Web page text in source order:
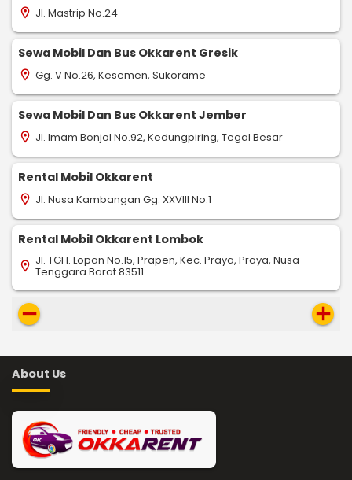
location_on Jl. Mastrip No.24
Sewa Mobil Dan Bus Okkarent Gresik
location_on Gg. V No.26, Kesemen, Sukorame
Sewa Mobil Dan Bus Okkarent Jember
location_on Jl. Imam Bonjol No.92, Kedungpiring, Tegal Besar
Rental Mobil Okkarent
location_on Jl. Nusa Kambangan Gg. XXVIII No.1
Rental Mobil Okkarent Lombok
location_on Jl. TGH. Lopan No.15, Prapen, Kec. Praya, Praya, Nusa
Tenggara Barat 83511
remove add
About Us